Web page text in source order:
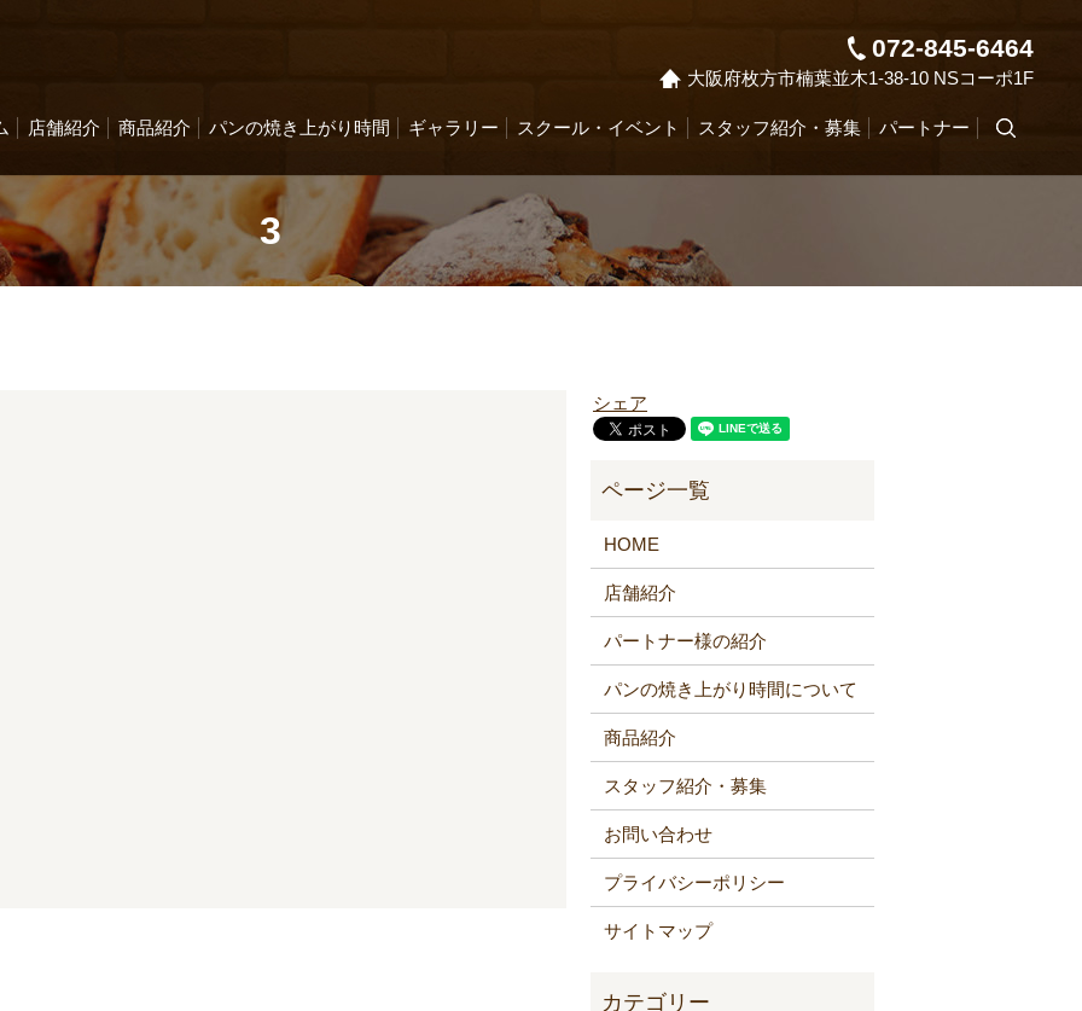
072-845-6464
大阪府枚方市楠葉並木1-38-10 NSコーポ1F
店舗紹介 商品紹介 パンの焼き上がり時間 ギャラリー スクール・イベント スタッフ紹介・募集 パートナー
3
シェア
HOME
店舗紹介
パートナー様の紹介
パンの焼き上がり時間について
商品紹介
スタッフ紹介・募集
お問い合わせ
プライバシーポリシー
サイトマップ